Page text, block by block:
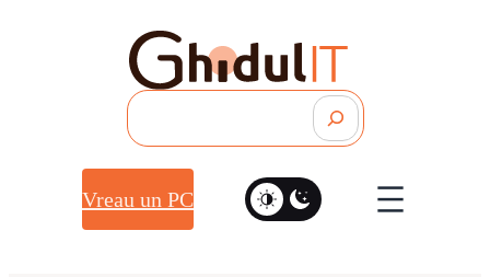
Vreau un PC